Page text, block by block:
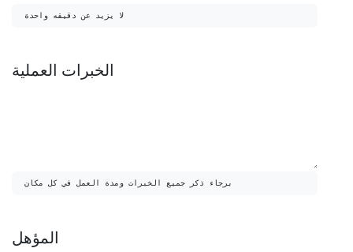
لا يزيد عن دقيقه واحدة
الخبرات العملية
برجاء ذكر جميع الخبرات ومدة العمل في كل مكان
المؤهل